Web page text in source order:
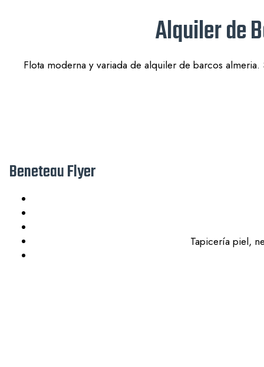
Alquiler de
Flota moderna y variada de alquiler de barcos
Beneteau Flyer
Tapicería piel,